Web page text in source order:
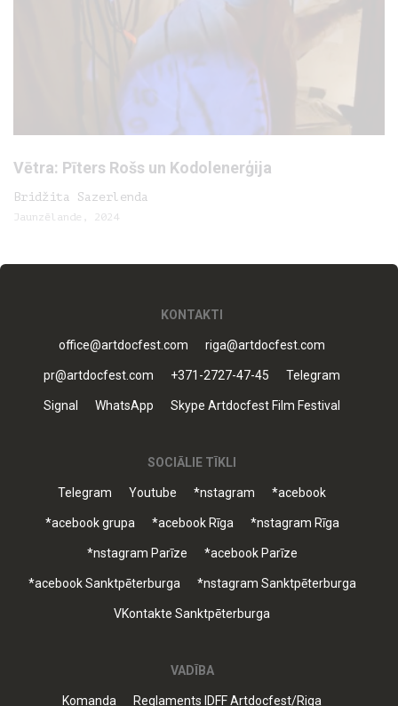
Vētra: Pīters Rošs un Kodolenerģija
Bridžita Sazerlenda
Jaunzēlande, 2024
KONTAKTI
office@artdocfest.com riga@artdocfest.com
pr@artdocfest.com +371-2727-47-45 Telegram
Signal WhatsApp Skype Artdocfest Film Festival
SOCIĀLIE TĪKLI
Telegram Youtube *nstagram *acebook
*acebook grupa *acebook Rīga *nstagram Rīga
*nstagram Parīze *acebook Parīze
*acebook Sanktpēterburga *nstagram Sanktpēterburga
VKontakte Sanktpēterburga
VADĪBA
Komanda Reglaments IDFF Artdocfest/Riga